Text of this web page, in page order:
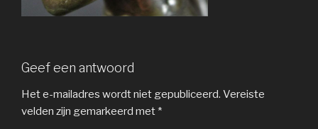
Geef een antwoord
Het e-mailadres wordt niet gepubliceerd. Vereiste
velden zijn gemarkeerd met *